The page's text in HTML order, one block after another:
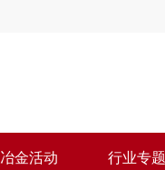
冶金活动 行业专题